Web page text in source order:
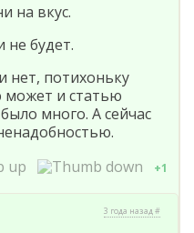
на вкус.
будет.
нет, потихоньку
и статью
много. А сейчас
+1
3 года назад #